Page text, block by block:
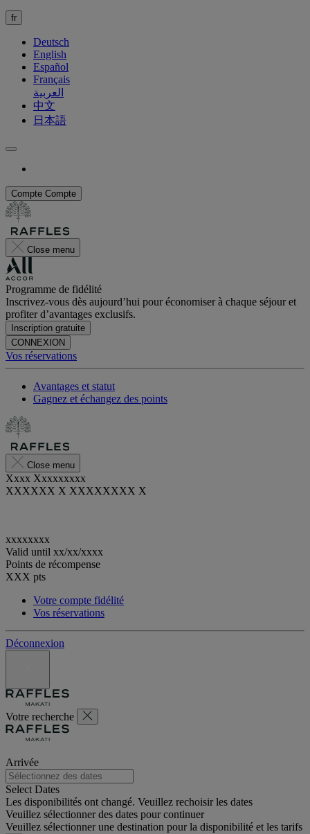
fr
Deutsch
English
Español
Français
العربية
中文
日本語
Compte Compte
Close menu
Programme de fidélité
Inscrivez-vous dès aujourd’hui pour économiser à chaque séjour et
profiter d’avantages exclusifs.
Inscription gratuite
CONNEXION
Vos réservations
Avantages et statut
Gagnez et échangez des points
Close menu
Xxxx Xxxxxxxxx
XXXXXX X XXXXXXXX X
xxxxxxxx
Valid until xx/xx/xxxx
Points de récompense
XXX pts
Votre compte fidélité
Vos réservations
Déconnexion
Votre recherche
Arrivée
Select Dates
Les disponibilités ont changé. Veuillez rechoisir les dates
Veuillez sélectionner des dates pour continuer
Veuillez sélectionner une destination pour la disponibilité et les tarifs